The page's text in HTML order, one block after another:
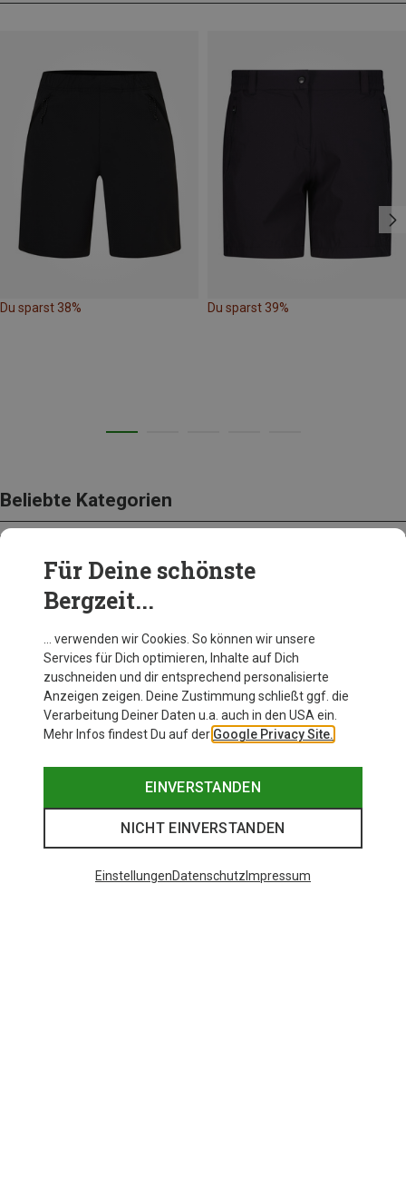
Du sparst 38% Du sparst 39%
Beliebte Kategorien
BEKLEIDUNG
Für Deine schönste
Bergzeit...
… verwenden wir Cookies. So können wir unsere
Services für Dich optimieren, Inhalte auf Dich
zuschneiden und dir entsprechend personalisierte
Anzeigen zeigen. Deine Zustimmung schließt ggf. die
Verarbeitung Deiner Daten u.a. auch in den USA ein.
Mehr Infos findest Du auf der Google Privacy Site.
EINVERSTANDEN
NICHT EINVERSTANDEN
EinstellungenDatenschutz Impressum